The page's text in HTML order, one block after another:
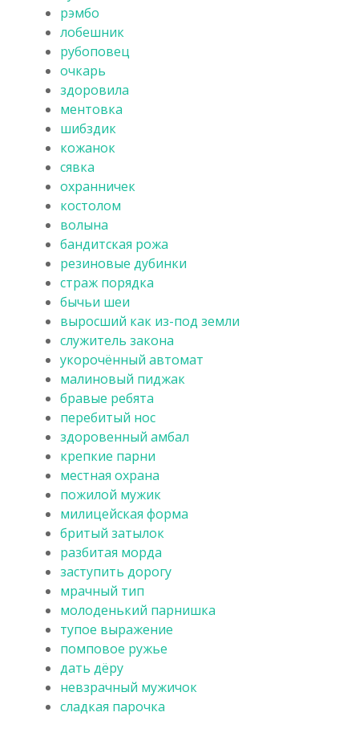
рэмбо
лобешник
рубоповец
очкарь
здоровила
ментовка
шибздик
кожанок
сявка
охранничек
костолом
волына
бандитская рожа
резиновые дубинки
страж порядка
бычьи шеи
выросший как из-под земли
служитель закона
укорочённый автомат
малиновый пиджак
бравые ребята
перебитый нос
здоровенный амбал
крепкие парни
местная охрана
пожилой мужик
милицейская форма
бритый затылок
разбитая морда
заступить дорогу
мрачный тип
молоденький парнишка
тупое выражение
помповое ружье
дать дёру
невзрачный мужичок
сладкая парочка